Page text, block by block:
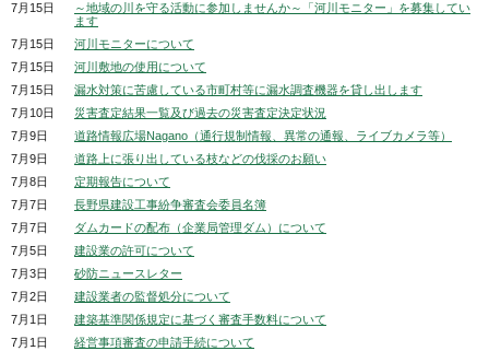
7月15日
～地域の川を守る活動に参加しませんか～「河川モニター」を募集してい
ます
7月15日
河川モニターについて
7月15日
河川敷地の使用について
7月15日
漏水対策に苦慮している市町村等に漏水調査機器を貸し出します
7月10日
災害査定結果一覧及び過去の災害査定決定状況
7月9日
道路情報広場Nagano（通行規制情報、異常の通報、ライブカメラ等）
7月9日
道路上に張り出している枝などの伐採のお願い
7月8日
定期報告について
7月7日
長野県建設工事紛争審査会委員名簿
7月7日
ダムカードの配布（企業局管理ダム）について
7月5日
建設業の許可について
7月3日
砂防ニュースレター
7月2日
建設業者の監督処分について
7月1日
建築基準関係規定に基づく審査手数料について
7月1日
経営事項審査の申請手続について